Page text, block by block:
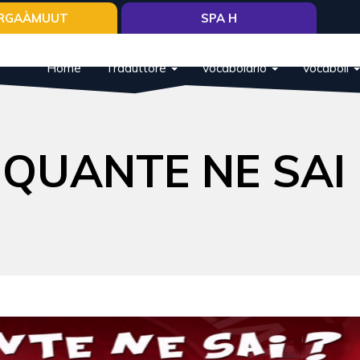
Home Traduttore Vocabolario Vocaboli
SPA H
QUANTE NE SAI